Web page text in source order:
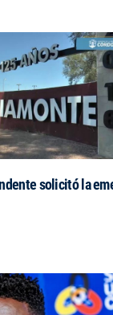
solicitó la